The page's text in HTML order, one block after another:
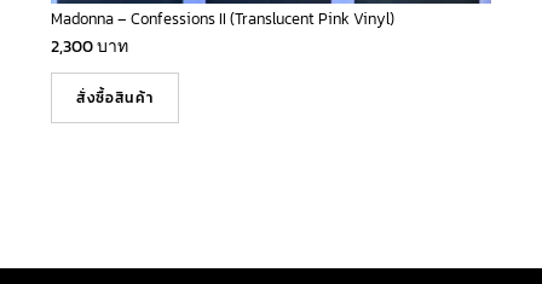
Madonna – Confessions II (Translucent Pink Vinyl)
2,300บาท
สั่งซื้อสินค้า